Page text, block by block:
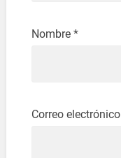
Nombre *
Correo electrónico